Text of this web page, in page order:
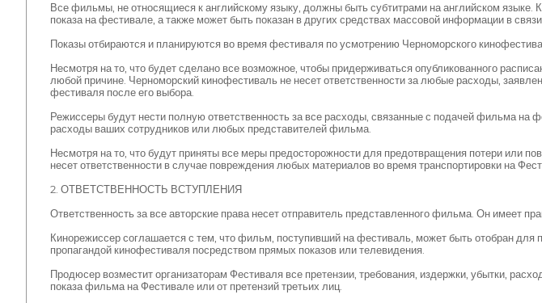
Все фильмы, не относящиеся к английскому языку, должны быть субтитрами на английском
показа на фестивале, а также может быть показан в других средствах массовой информации в
Показы отбираются и планируются во время фестиваля по усмотрению Черноморского
Несмотря на то, что будет сделано все возможное, чтобы придерживаться опубликованного
любой причине. Черноморский кинофестиваль не несет ответственности за любые расходы,
фестиваля после его выбора.
Режиссеры будут нести полную ответственность за все расходы, связанные с подачей фильма
расходы ваших сотрудников или любых представителей фильма.
Несмотря на то, что будут приняты все меры предосторожности для предотвращения потери или
несет ответственности в случае повреждения любых материалов во время транспортировки на
2. ОТВЕТСТВЕННОСТЬ ВСТУПЛЕНИЯ
Ответственность за все авторские права несет отправитель представленного фильма. Он имеет
Кинорежиссер соглашается с тем, что фильм, поступивший на фестиваль, может быть отобран
пропагандой кинофестиваля посредством прямых показов или телевидения.
Продюсер возместит организаторам Фестиваля все претензии, требования, издержки, убытки,
показа фильма на Фестивале или от претензий третьих лиц.